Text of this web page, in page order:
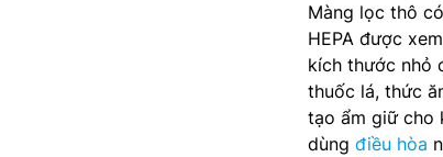
Màng lọc thô
HEPA được
kích thước nhỏ
thuốc lá, thức
tạo ẩm giữ cho
dùng điều hòa